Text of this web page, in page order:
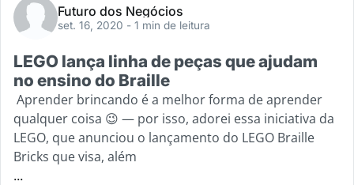
Futuro dos Negócios
set. 16, 2020 - 1 min de leitura
LEGO lança linha de peças que ajudam
no ensino do Braille
Aprender brincando é a melhor forma de aprender
qualquer coisa 😉 — por isso, adorei essa iniciativa da
LEGO, que anunciou o lançamento do LEGO Braille
Bricks que visa, além
...